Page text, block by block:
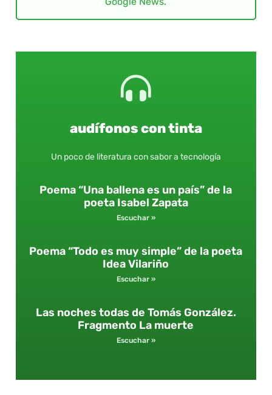
audífonos con tinta
Un poco de literatura con sabor a tecnología
Poema “Una ballena es un país” de la
poeta Isabel Zapata
Escuchar »
Poema “Todo es muy simple” de la poeta
Idea Vilariño
Escuchar »
Las noches todas de Tomás González.
Fragmento La muerte
Escuchar »